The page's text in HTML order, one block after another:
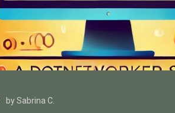
by Sabrina C.